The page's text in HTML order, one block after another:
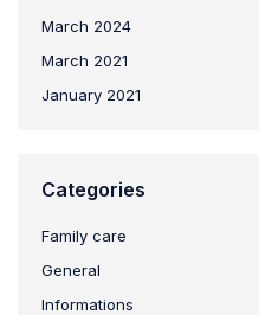
March 2024
March 2021
January 2021
Categories
Family care
General
Informations